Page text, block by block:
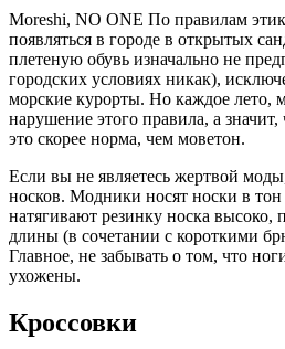
Moreshi, NO ONE По правилам
появляться в городе в открытых
плетеную обувь изначально не
городских условиях никак),
морские курорты. Но каждое лето,
нарушение этого правила, а
это скорее норма, чем моветон.
Если вы не являетесь жертвой
носков. Модники носят носки в тон
натягивают резинку носка высоко,
длины (в сочетании с короткими
Главное, не забывать о том, что
ухожены.
Кроссовки